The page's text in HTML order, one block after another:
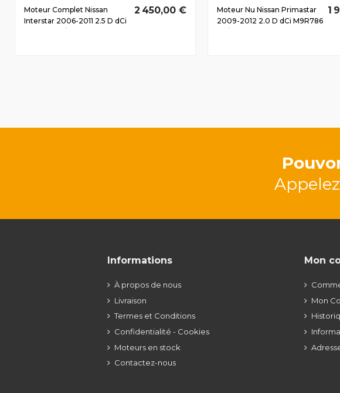
Moteur Complet Nissan
Interstar 2006-2011 2.5 D dCi
2 450,00 €
Moteur Nu Nissan Primastar
2009-2012 2.0 D dCi M9R786
1
Informations
À propos de nous
Livraison
Termes et Conditions
Confidentialité - Cookies
Moteurs en stock
Contactez-nous
Mon
Mon